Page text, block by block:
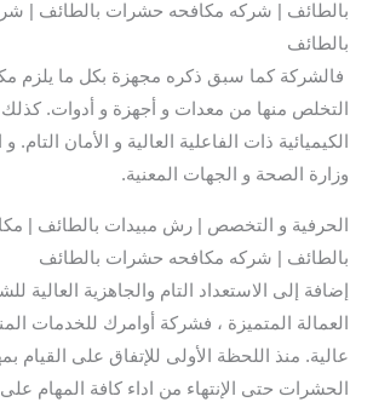
بالطائف | شركه مكافحه حشرات بالطائف |
بالطائف
فالشركة كما سبق ذكره مجهزة بكل ما يلزم
التخلص منها من معدات و أجهزة و أدوات. كذلك
الكيميائية ذات الفاعلية العالية و الأمان
وزارة الصحة و الجهات المعنية.
الحرفية و التخصص | رش مبيدات بالطائف |
بالطائف | شركه مكافحه حشرات بالطائف
إضافة إلى الاستعداد التام والجاهزية العالية
العمالة المتميزة ، فشركة أوامرك للخدمات
عالية. منذ اللحظة الأولى للإتفاق على القيام
الحشرات حتى الإنتهاء من اداء كافة المهام